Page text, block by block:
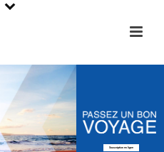
Souscription en ligne